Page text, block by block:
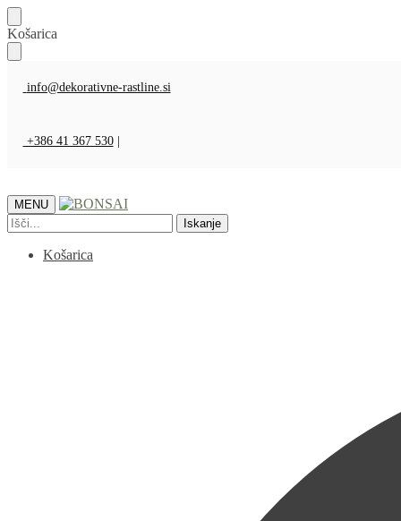
Košarica
info@dekorativne-rastline.si
+386 41 367 530|
MENU
Iskanje
Košarica